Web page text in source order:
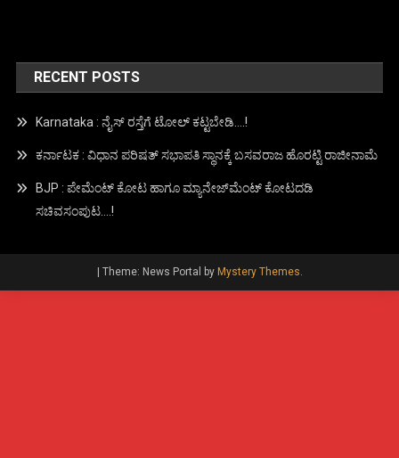
RECENT POSTS
Karnataka : ನೈಸ್ ರಸ್ತೆಗೆ ಟೋಲ್ ಕಟ್ಟಬೇಡಿ….!
ಕರ್ನಾಟಕ : ವಿಧಾನ ಪರಿಷತ್ ಸಭಾಪತಿ ಸ್ಥಾನಕ್ಕೆ ಬಸವರಾಜ ಹೊರಟ್ಟಿ ರಾಜೀನಾಮೆ
BJP : ಪೇಮೆಂಟ್ ಕೋಟ ಹಾಗೂ ಮ್ಯಾನೇಜ್‍ಮೆಂಟ್ ಕೋಟದಡಿ
ಸಚಿವಸಂಪುಟ….!
Theme: News Portal by Mystery Themes.